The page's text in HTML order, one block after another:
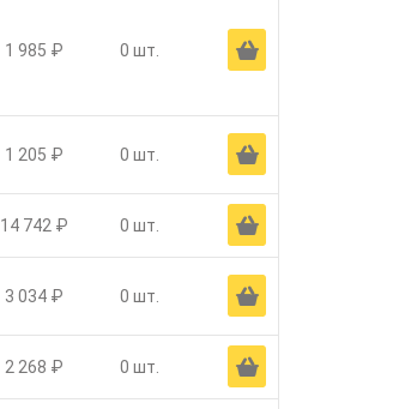
1 985 ₽ 0 шт. Ä
1 205 ₽ 0 шт. Ä
14 742 ₽ 0 шт. Ä
3 034 ₽ 0 шт. Ä
2 268 ₽ 0 шт. Ä